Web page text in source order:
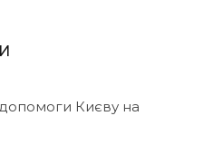
Києву на